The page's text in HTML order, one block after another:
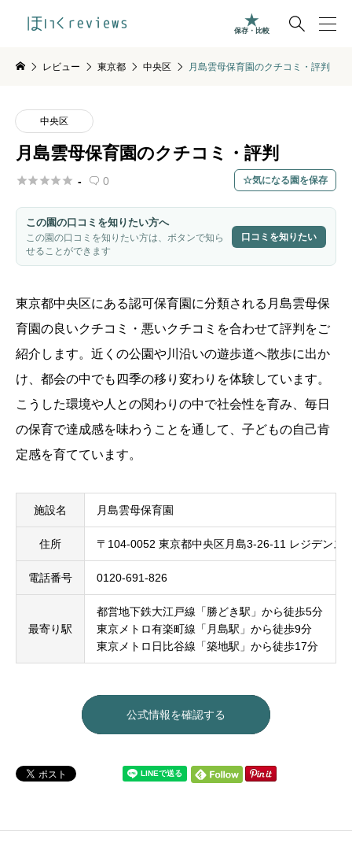

保存・比較
レビュー 東京都 中央区 月島雲母保育園のクチコミ・評判
中央区
月島雲母保育園のクチコミ・評判
 -  0 気になる園を保存
この園の口コミを知りたい方へ
この園の口コミを知りたい方は、ボタンで知ら
せることができます
口コミを知りたい
東京都中央区にある認可保育園に分類される月島雲母保
育園の良いクチコミ・悪いクチコミを合わせて評判をご
紹介します。近くの公園や川沿いの遊歩道へ散歩に出か
け、都会の中でも四季の移り変わりを体験しています。
こうした環境や人との関わりの中で社会性を育み、毎日
の保育で達成感を味わうことを通して、子どもの自己肯
定感を育てています。
施設名 月島雲母保育園
住所 〒104-0052 東京都中央区月島3-26-11 レジデンス
電話番号 0120-691-826
最寄り駅
都営地下鉄大江戸線「勝どき駅」から徒歩5分
東京メトロ有楽町線「月島駅」から徒歩9分
東京メトロ日比谷線「築地駅」から徒歩17分
公式情報を確認する